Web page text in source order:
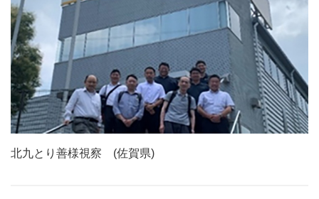
北九とり善様視察 (佐賀県)